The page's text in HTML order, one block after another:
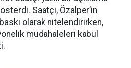
Saatçı, Özalper’in
olarak nitelendirirken,
müdahaleleri kabul